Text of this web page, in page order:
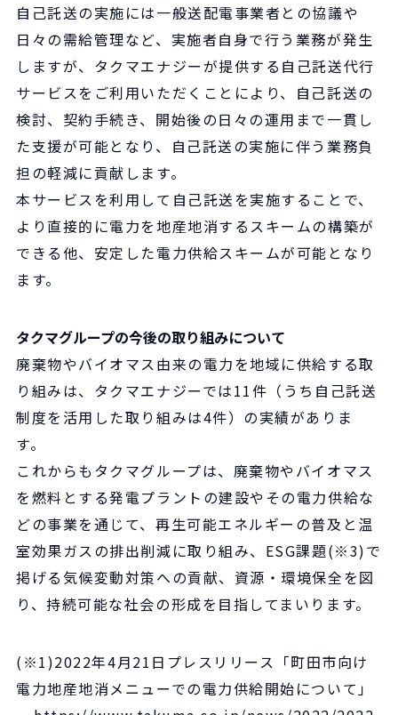
自己託送の実施には一般送配電事業者との協議や
日々の需給管理など、実施者自身で行う業務が発生
しますが、タクマエナジーが提供する自己託送代行
サービスをご利用いただくことにより、自己託送の
検討、契約手続き、開始後の日々の運用まで一貫し
た支援が可能となり、自己託送の実施に伴う業務負
担の軽減に貢献します。
本サービスを利用して自己託送を実施することで、
より直接的に電力を地産地消するスキームの構築が
できる他、安定した電力供給スキームが可能となり
ます。
タクマグループの今後の取り組みについて
廃棄物やバイオマス由来の電力を地域に供給する取
り組みは、タクマエナジーでは11件（うち自己託送
制度を活用した取り組みは4件）の実績がありま
す。
これからもタクマグループは、廃棄物やバイオマス
を燃料とする発電プラントの建設やその電力供給な
どの事業を通じて、再生可能エネルギーの普及と温
室効果ガスの排出削減に取り組み、ESG課題(※3)で
掲げる気候変動対策への貢献、資源・環境保全を図
り、持続可能な社会の形成を目指してまいります。
(※1)2022年4月21日プレスリリース「町田市向け
電力地産地消メニューでの電力供給開始について」